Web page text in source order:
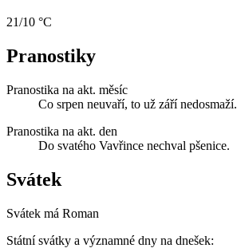
21/10 °C
Pranostiky
Pranostika na akt. měsíc
Co srpen neuvaří, to už září nedosmaží.
Pranostika na akt. den
Do svatého Vavřince nechval pšenice.
Svátek
Svátek má Roman
Státní svátky a významné dny na dnešek: